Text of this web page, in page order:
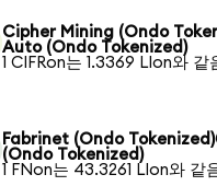
Cipher Mining (Ondo
Auto (Ondo Tokenized)
1 CIFRon는 1.3369 LIon와 같
Fabrinet (Ondo
(Ondo Tokenized)
1 FNon는 43.3261 LIon와 같